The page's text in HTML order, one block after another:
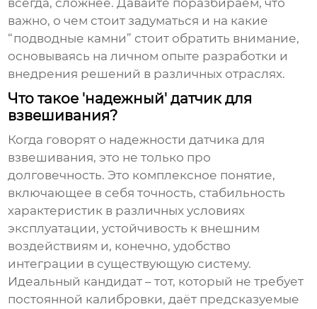
всегда, сложнее. Давайте поразбираем, что
важно, о чем стоит задуматься и на какие
“подводные камни” стоит обратить внимание,
основываясь на личном опыте разработки и
внедрения решений в различных отраслях.
Что такое 'надежный' датчик для
взвешивания?
Когда говорят о надежностидатчика для
взвешивания, это не только про
долговечность. Это комплексное понятие,
включающее в себя точность, стабильность
характеристик в различных условиях
эксплуатации, устойчивость к внешним
воздействиям и, конечно, удобство
интеграции в существующую систему.
Идеальный кандидат – тот, который не требует
постоянной калибровки, даёт предсказуемые